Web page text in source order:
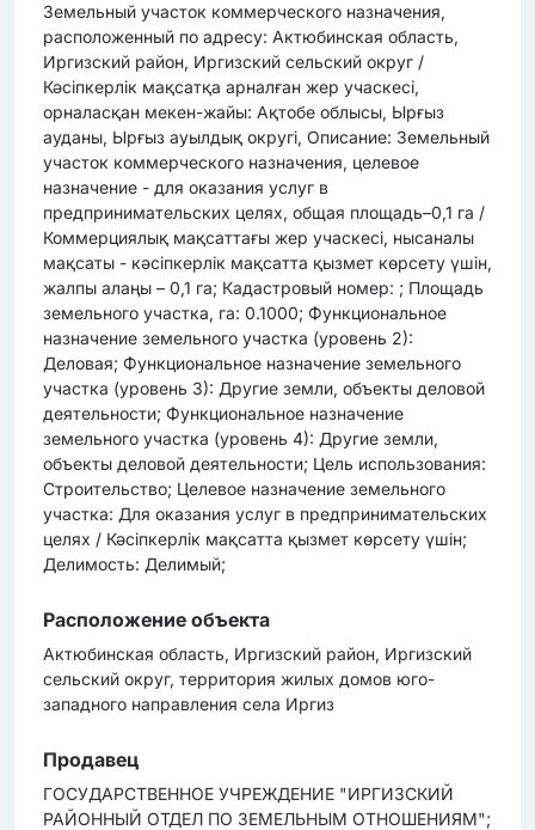
Земельный участок коммерческого назначения,
расположенный по адресу: Актюбинская область,
Иргизский район, Иргизский сельский округ /
Кәсіпкерлік мақсатқа арналған жер учаскесі,
орналасқан мекен-жайы: Ақтобе облысы, Ырғыз
ауданы, Ырғыз ауылдық округі, Описание: Земельный
участок коммерческого назначения, целевое
назначение - для оказания услуг в
предпринимательских целях, общая площадь–0,1 га /
Коммерциялық мақсаттағы жер учаскесі, нысаналы
мақсаты - кәсіпкерлік мақсатта қызмет көрсету үшін,
жалпы алаңы – 0,1 га; Кадастровый номер: ; Площадь
земельного участка, га: 0.1000; Функциональное
назначение земельного участка (уровень 2):
Деловая; Функциональное назначение земельного
участка (уровень 3): Другие земли, объекты деловой
деятельности; Функциональное назначение
земельного участка (уровень 4): Другие земли,
объекты деловой деятельности; Цель использования:
Строительство; Целевое назначение земельного
участка: Для оказания услуг в предпринимательских
целях / Кәсіпкерлік мақсатта қызмет көрсету үшін;
Делимость: Делимый;
Расположение объекта
Актюбинская область, Иргизский район, Иргизский
сельский округ, территория жилых домов юго-
западного направления села Иргиз
Продавец
ГОСУДАРСТВЕННОЕ УЧРЕЖДЕНИЕ "ИРГИЗСКИЙ
РАЙОННЫЙ ОТДЕЛ ПО ЗЕМЕЛЬНЫМ ОТНОШЕНИЯМ";